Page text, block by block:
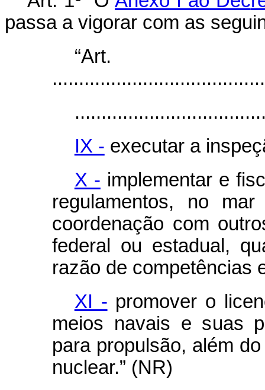
passa a vigorar com as
IX - executar a
X - implementar e
regulamentos, no
coordenação com
federal ou estadual,
razão de competências
XI - promover o
meios navais e suas
para propulsão, além
nuclear.” (NR)